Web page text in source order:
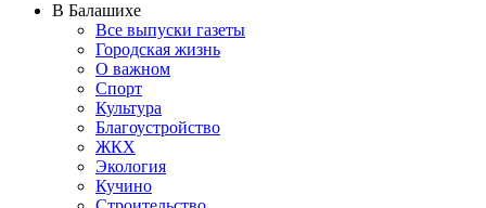
В Балашихе
Все выпуски газеты
Городская жизнь
О важном
Спорт
Культура
Благоустройство
ЖКХ
Экология
Кучино